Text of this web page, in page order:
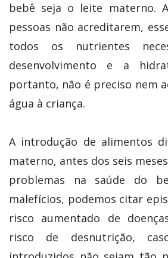
bebê seja o leite materno.
pessoas não acreditarem,
todos os nutrientes
desenvolvimento e a
portanto, não é preciso nem
água à criança.
A introdução de alimentos
materno, antes dos seis
problemas na saúde do
malefícios, podemos citar
risco aumentado de
risco de desnutrição,